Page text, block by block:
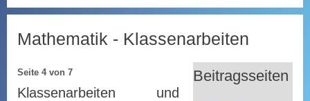
Mathematik - Klassenarbeiten
Beitragsseiten
Seite 4 von 7
Klassenarbeiten und